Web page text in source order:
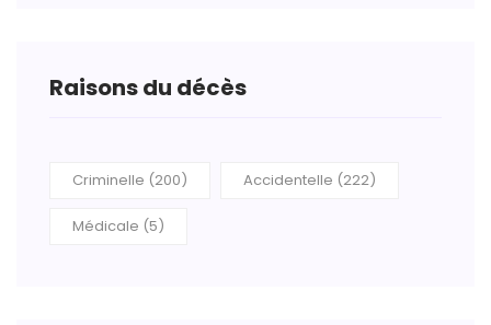
Raisons du décès
Criminelle (200) Accidentelle (222)
Médicale (5)